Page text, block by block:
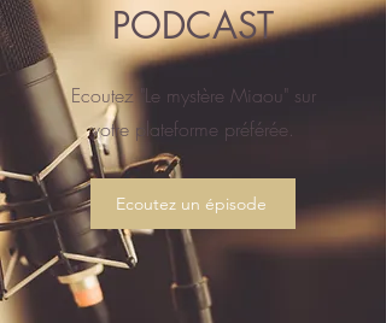
PODCAST
Ecoutez "Le mystère Miaou" sur
votre plateforme préférée.
Ecoutez un épisode